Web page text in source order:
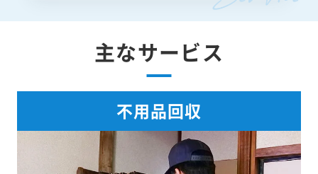
主なサービス
不用品回収